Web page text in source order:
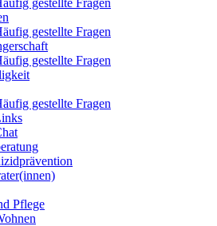
gestellte Fragen
gestellte Fragen
gestellte Fragen
gestellte Fragen
Pflege